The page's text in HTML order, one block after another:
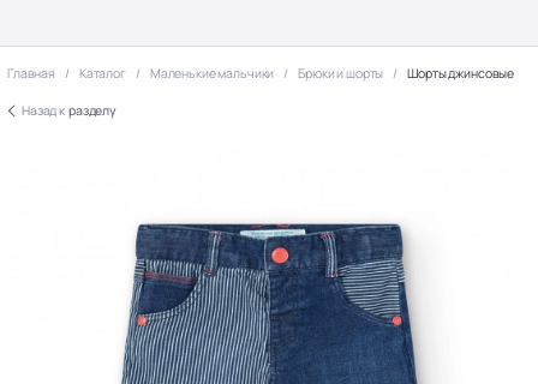
Главная Каталог Маленькие мальчики Брюки и шорты Шорты джинсовые
Назад к разделу